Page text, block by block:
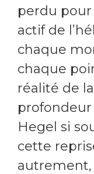
perdu
actif de
chaque
chaque
réalité de
Hegel si
cette
autrement,